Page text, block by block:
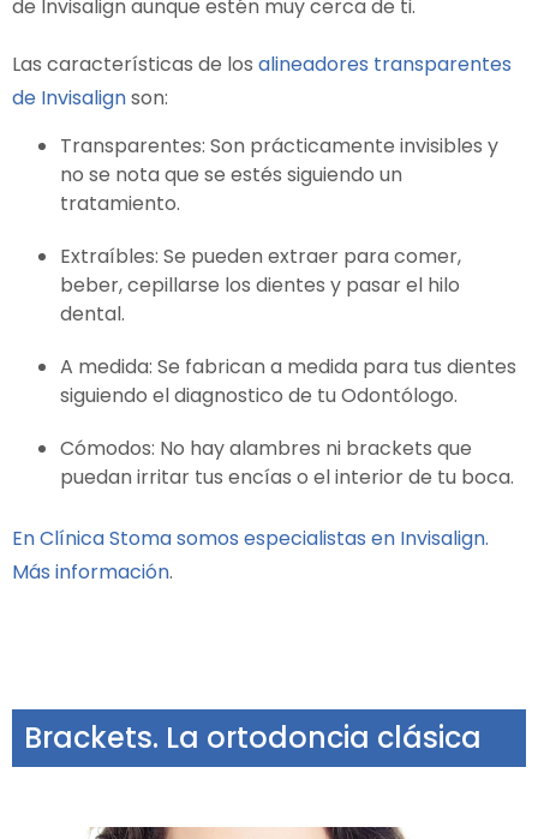
de Invisalign aunque estén muy cerca de ti.
Las características de los alineadores transparentes
de Invisalignson:
Transparentes: Son prácticamente invisibles y
no se nota que se estés siguiendo un
tratamiento.
Extraíbles: Se pueden extraer para comer,
beber, cepillarse los dientes y pasar el hilo
dental.
A medida: Se fabrican a medida para tus dientes
siguiendo el diagnostico de tu Odontólogo.
Cómodos: No hay alambres ni brackets que
puedan irritar tus encías o el interior de tu boca.
En Clínica Stoma somos especialistas en Invisalign.
Más información.
Brackets. La ortodoncia clásica